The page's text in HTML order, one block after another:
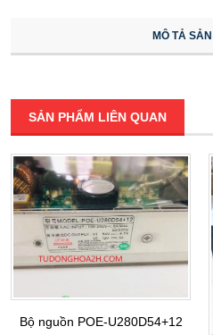
MÔ TẢ
SẢN PHẨM LIÊN QUAN
Bộ nguồn POE-U280D54+12